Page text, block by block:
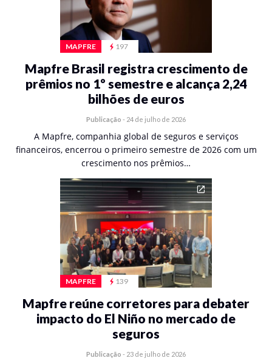
MAPFRE 197
Mapfre Brasil registra crescimento de
prêmios no 1º semestre e alcança 2,24
bilhões de euros
Publicação - 24 de julho de 2026
A Mapfre, companhia global de seguros e serviços
financeiros, encerrou o primeiro semestre de 2026 com um
crescimento nos prêmios…
MAPFRE 139
Mapfre reúne corretores para debater
impacto do El Niño no mercado de
seguros
Publicação - 23 de julho de 2026